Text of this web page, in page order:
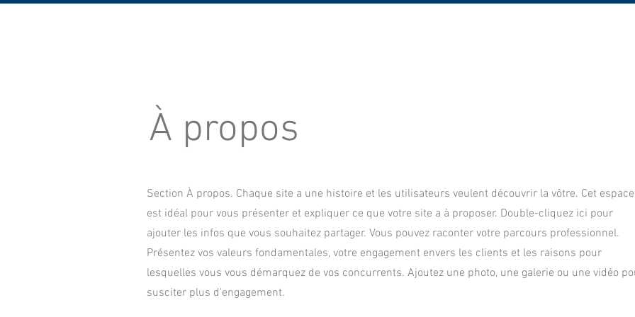
À propos
Section À propos. Chaque site a une histoire et les utilisateurs veulent découvrir la vôtre. Cet espace
est idéal pour vous présenter et expliquer ce que votre site a à proposer. Double-cliquez ici pour
ajouter les infos que vous souhaitez partager. Vous pouvez raconter votre parcours professionnel.
Présentez vos valeurs fondamentales, votre engagement envers les clients et les raisons pour
lesquelles vous vous démarquez de vos concurrents. Ajoutez une photo, une galerie ou une vidéo
susciter plus d'engagement.